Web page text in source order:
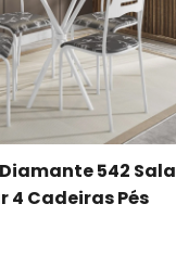
542 Sala
4 Cadeiras Pés